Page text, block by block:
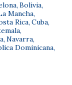
, Bolivia,
Mancha,
Rica, Cuba,
,
, Navarra,
Dominicana,